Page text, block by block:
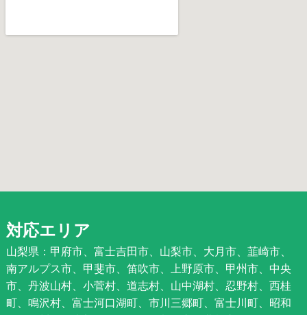
対応エリア
山梨県：甲府市、富士吉田市、山梨市、大月市、韮崎市、
南アルプス市、甲斐市、笛吹市、上野原市、甲州市、中央
市、丹波山村、小菅村、道志村、山中湖村、忍野村、西桂
町、鳴沢村、富士河口湖町、市川三郷町、富士川町、昭和